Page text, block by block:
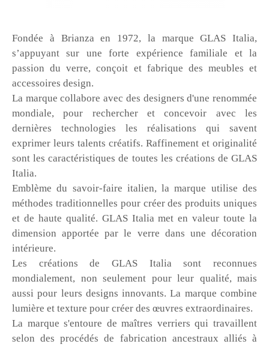
Fondée à Brianza en 1972, la marque GLAS Italia,
s’appuyant sur une forte expérience familiale et la
passion du verre, conçoit et fabrique des meubles et
accessoires design.
La marque collabore avec des designers d'une renommée
mondiale, pour rechercher et concevoir avec les
dernières technologies les réalisations qui savent
exprimer leurs talents créatifs. Raffinement et originalité
sont les caractéristiques de toutes les créations de GLAS
Italia.
Emblème du savoir-faire italien, la marque utilise des
méthodes traditionnelles pour créer des produits uniques
et de haute qualité. GLAS Italia met en valeur toute la
dimension apportée par le verre dans une décoration
intérieure.
Les créations de GLAS Italia sont reconnues
mondialement, non seulement pour leur qualité, mais
aussi pour leurs designs innovants. La marque combine
lumière et texture pour créer des œuvres extraordinaires.
La marque s'entoure de maîtres verriers qui travaillent
selon des procédés de fabrication ancestraux alliés à